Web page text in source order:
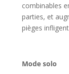
combinables
parties, et
pièges
Mode solo